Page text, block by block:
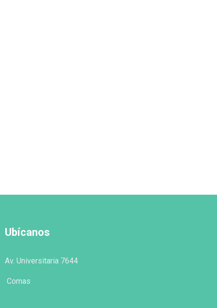
Ubícanos
Av. Universitaria 7644
Comas